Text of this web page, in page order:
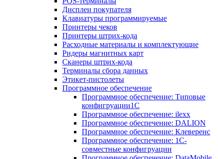
Дисплеи покупателя
Клавиатуры программируемые
Принтеры чеков
Принтеры штрих-кода
Расходные материалы и комплектующие
Ридеры магнитных карт
Сканеры штрих-кода
Терминалы сбора данных
Этикет-пистолеты
Программное обеспечение
Программное обеспечение: Типовые
конфигруации1С
Программное обеспечение: ilexx
Программное обеспечение: DALION
Программное обеспечение: Клеверенс
Программное обеспечение: 1С-
совместные конфигруации